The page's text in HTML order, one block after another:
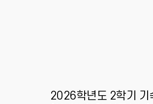
2026학년도 2학기 기